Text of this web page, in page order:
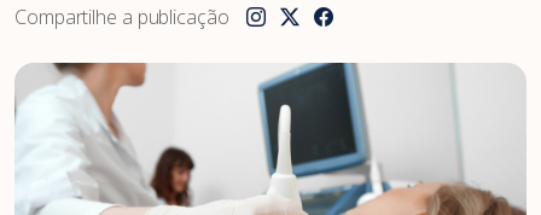
Compartilhe a publicação